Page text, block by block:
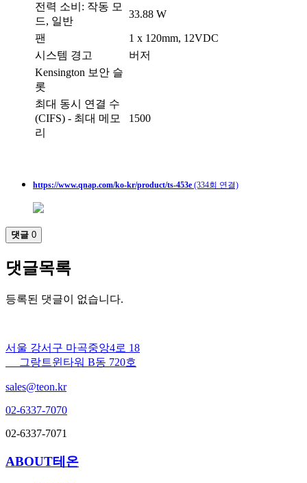
전력 소비: 작동 모
드, 일반
33.88 W
팬
1 x 120mm, 12VDC
시스템 경고
버저
Kensington 보안 슬
롯
최대 동시 연결 수
(CIFS) - 최대 메모
리
1500
https://www.qnap.com/ko-kr/product/ts-453e (334회 연결)
댓글 0
댓글목록
등록된 댓글이 없습니다.
서울 강서구 마곡중앙4로 18
그랑트윈타워 B동 720호
sales@teon.kr
02-6337-7070
02-6337-7071
ABOUT테온